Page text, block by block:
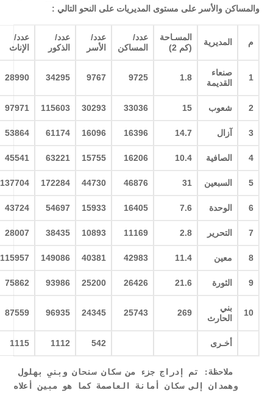
والمساكن والأسر على مستوى المديريات على النحو التالي :
م المديرية
المسـاحة
(كم 2)
عدد/
المساكن
عدد/
الأسر
عدد/
الذكور
عدد/
الإناث
1
صنعاء
القديمة
1.8
9725
9767
34295
28990
2 شعوب 15
33036
30293
115603
97971
3 آزال 14.7
16396
16096
61174
53864
4 الصافية 10.4
16206
15755
63221
45541
5 السبعين 31
46876
44730
172284
137704
6 الوحدة 7.6
16405
15933
54697
43724
7 التحرير 2.8
11169
10893
38435
28007
8 معين 11.4
42983
40381
149086
115957
9 الثورة 21.6
26426
25200
93986
75862
10
بني
الحارث
269
25743
24345
96935
87559
أخـرى 542
1112
1115
وهمدان إلى سكان أمانة العاصمة كما هو مبين أعلاه